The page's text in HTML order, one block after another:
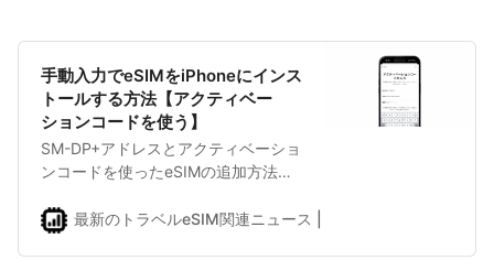
手動入力でeSIMをiPhoneにインス
トールする方法【アクティベー
ションコードを使う】
SM-DP+アドレスとアクティベーショ
ンコードを使ったeSIMの追加方法の
最新のトラベルeSIM関連ニュース | eSIMDBブログ